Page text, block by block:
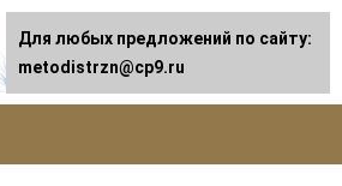
Для любых предложений по сайту:
metodistrzn@cp9.ru